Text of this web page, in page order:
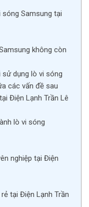
Samsung tại
không còn
dụng lò vi sóng
các vấn đề sau
Điện Lạnh Trần Lê
lò vi sóng
nghiệp tại Điện
tại Điện Lạnh Trần